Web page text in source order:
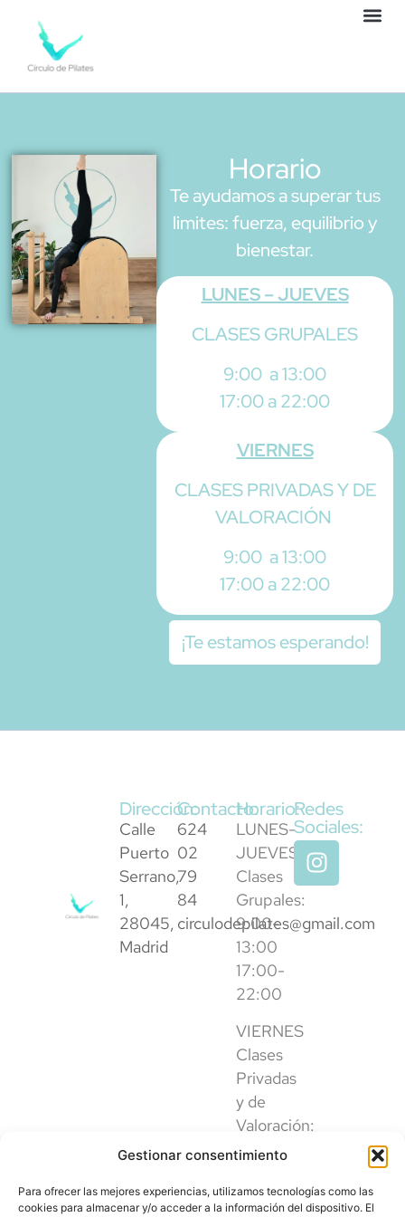
Gestionar consentimiento
Para ofrecer las mejores experiencias, utilizamos tecnologías como las
cookies para almacenar y/o acceder a la información del dispositivo. El
Horario
Te ayudamos a superar tus
limites: fuerza, equilibrio y
bienestar.
LUNES – JUEVES
CLASES GRUPALES
9:00 a 13:00
17:00 a 22:00
VIERNES
CLASES PRIVADAS Y DE
VALORACIÓN
9:00 a 13:00
17:00 a 22:00
¡Te estamos esperando!
Dirección:
Calle
Puerto
Serrano,
1,
28045,
Madrid
Contacto:
624
02
79
84
circulodepilates@gmail.com
Horario:
LUNES-
JUEVES
Clases
Grupales:
9:00-
13:00
17:00-
22:00
VIERNES
Clases
Privadas
y de
Valoración:
9:00-
17:00-
Redes
Sociales: